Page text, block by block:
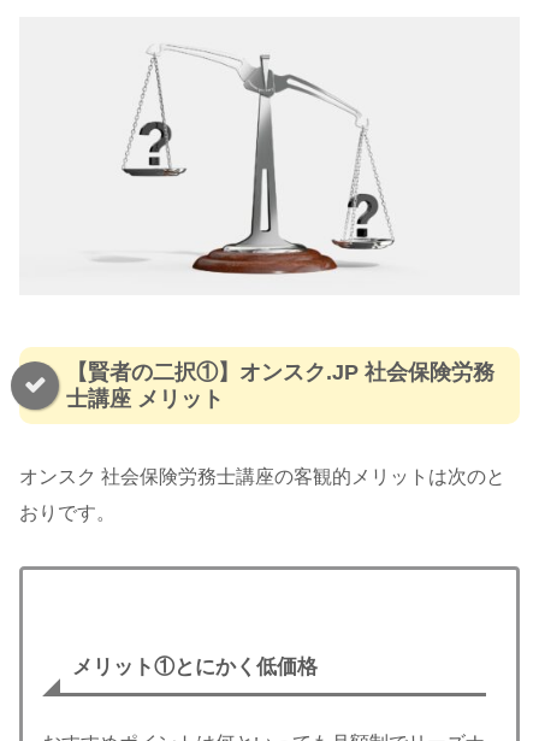
【賢者の二択①】オンスク.JP 社会保険労務
士講座 メリット
オンスク 社会保険労務士講座の客観的メリットは次のと
おりです。
メリット①とにかく低価格